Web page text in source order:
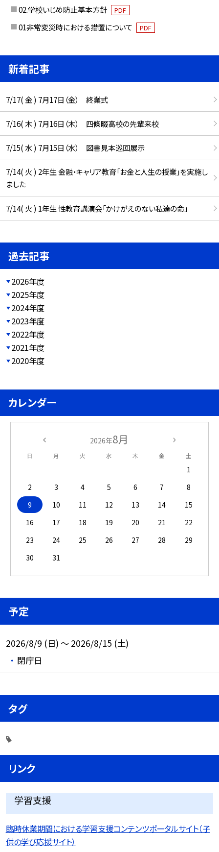
02.学校いじめ防止基本方針 PDF
01非常変災時における措置について PDF
新着記事
7/17( 金 ) 7月17日（金） 終業式
7/16( 木 ) 7月16日（木） 四條畷高校の先輩来校
7/15( 水 ) 7月15日（水） 図書見本巡回展示
7/14( 火 ) 2年生 金融・キャリア教育「お金と人生の授業」を実施し
ました
7/14( 火 ) 1年生 性教育講演会「かけがえのない私達の命」
過去記事
2026年度
2025年度
2024年度
2023年度
2022年度
2021年度
2020年度
カレンダー
2026年8月
日 月 火 水 木 金 土
1
2
3 4 5 6 7
8
9
10 11 12 13 14
15
16
17 18 19 20 21
22
23
24 25 26 27 28
29
30
31
予定
2026/8/9 (日) ～ 2026/8/15 (土)
閉庁日
タグ
リンク
学習支援
臨時休業期間における学習支援コンテンツポータルサイト（子
供の学び応援サイト）